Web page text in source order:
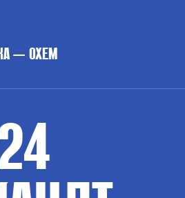
— OXEM